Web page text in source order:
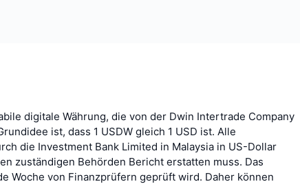
digitale Währung, die von der Dwin Intertrade Company
ist, dass 1 USDW gleich 1 USD ist. Alle
die Investment Bank Limited in Malaysia in US-Dollar
zuständigen Behörden Bericht erstatten muss. Das
Woche von Finanzprüfern geprüft wird. Daher können